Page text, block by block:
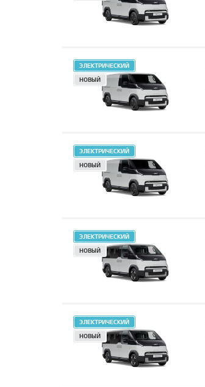
ЭЛЕКТРИЧЕСКИЙ
НОВЫЙ
ЭЛЕКТРИЧЕСКИЙ
НОВЫЙ
ЭЛЕКТРИЧЕСКИЙ
НОВЫЙ
ЭЛЕКТРИЧЕСКИЙ
НОВЫЙ